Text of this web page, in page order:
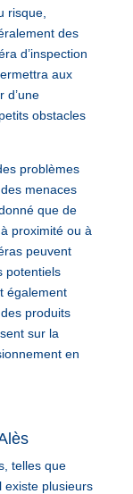
risque,
des
d’inspection
aux
d’une
obstacles
problèmes
menaces
que de
proximité ou à
peuvent
potentiels
également
produits
sur la
en
telles que
existe plusieurs